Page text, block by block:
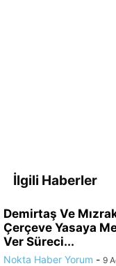
İlgili Haberler
Demirtaş Ve
Çerçeve Yasaya
Ver Süreci...
Nokta Haber Yorum - 9